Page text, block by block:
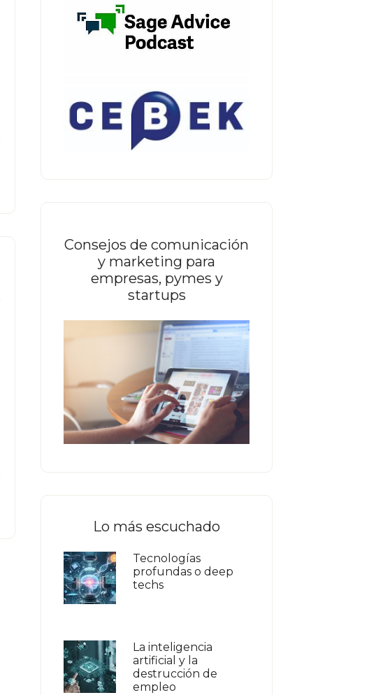
Consejos de comunicación
y marketing para
empresas, pymes y
startups
Lo más escuchado
Tecnologías
profundas o deep
techs
La inteligencia
artificial y la
destrucción de
empleo